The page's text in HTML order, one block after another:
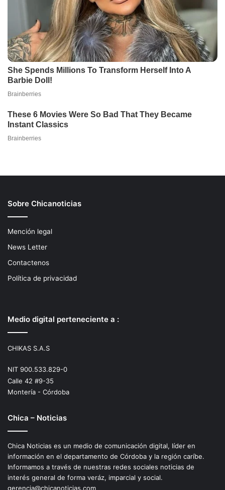
Sobre Chicanoticias
Mención legal
News Letter
Contactenos
Política de privacidad
Medio digital perteneciente a :
CHIKAS S.A.S
NIT 900.533.829-0
Calle 42 #9-35
Montería - Córdoba
Chica – Noticias
Chica Noticias es un medio de comunicación digital, líder en
información en el departamento de Córdoba y la región caríbe.
Informamos a través de nuestras redes sociales noticias de
interés general de forma veráz, imparcial y social.
gerencia@chicanoticias.com